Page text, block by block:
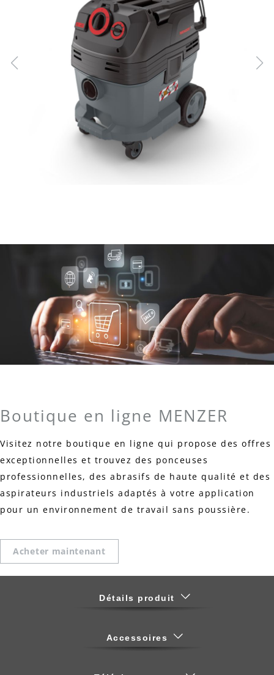
Boutique en ligne MENZER
Visitez notre boutique en ligne qui propose des offres
exceptionnelles et trouvez des ponceuses
professionnelles, des abrasifs de haute qualité et des
aspirateurs industriels adaptés à votre application
pour un environnement de travail sans poussière.
Acheter maintenant
Détails produit
Accessoires